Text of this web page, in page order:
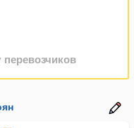
перевозчиков